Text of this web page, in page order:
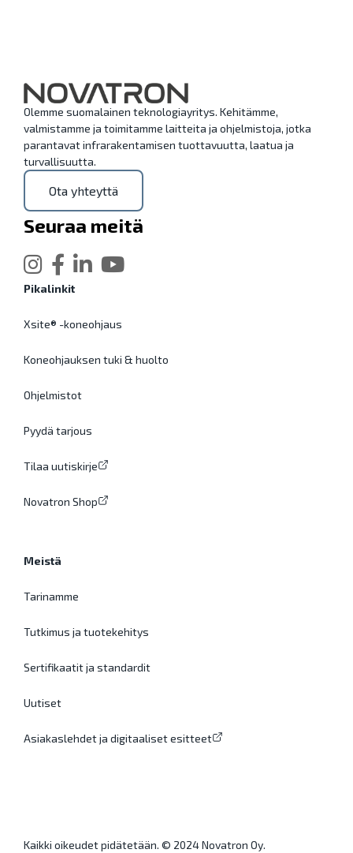
Olemme suomalainen teknologiayritys. Kehitämme,
valmistamme ja toimitamme laitteita ja ohjelmistoja, jotka
parantavat infrarakentamisen tuottavuutta, laatua ja
turvallisuutta.
Ota yhteyttä
Seuraa meitä
Pikalinkit
Xsite® -koneohjaus
Koneohjauksen tuki & huolto
Ohjelmistot
Pyydä tarjous
Tilaa uutiskirje
Novatron Shop
Meistä
Tarinamme
Tutkimus ja tuotekehitys
Sertifikaatit ja standardit
Uutiset
Asiakaslehdet ja digitaaliset esitteet
Kaikki oikeudet pidätetään. © 2024 Novatron Oy.